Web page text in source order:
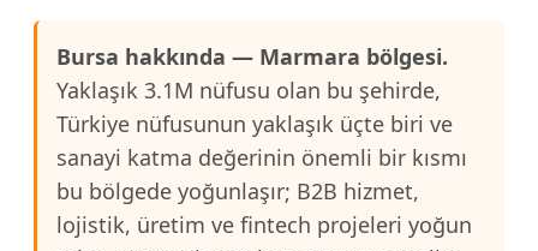
Bursa hakkında — Marmara bölgesi.
Yaklaşık 3.1M nüfusu olan bu şehirde,
Türkiye nüfusunun yaklaşık üçte biri ve
sanayi katma değerinin önemli bir kısmı
bu bölgede yoğunlaşır; B2B hizmet,
lojistik, üretim ve fintech projeleri yoğun